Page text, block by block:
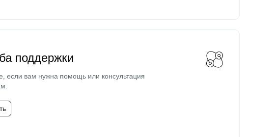
поддержки
если вам нужна помощь или консультация